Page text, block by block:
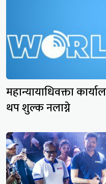
महान्यायाधिवक्ता
थप शुल्क नलाग्ने